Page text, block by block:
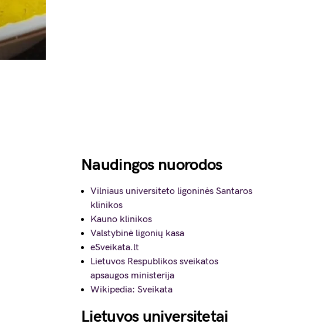
Naudingos nuorodos
Vilniaus universiteto ligoninės Santaros
klinikos
Kauno klinikos
Valstybinė ligonių kasa
eSveikata.lt
Lietuvos Respublikos sveikatos
apsaugos ministerija
Wikipedia: Sveikata
Lietuvos universitetai